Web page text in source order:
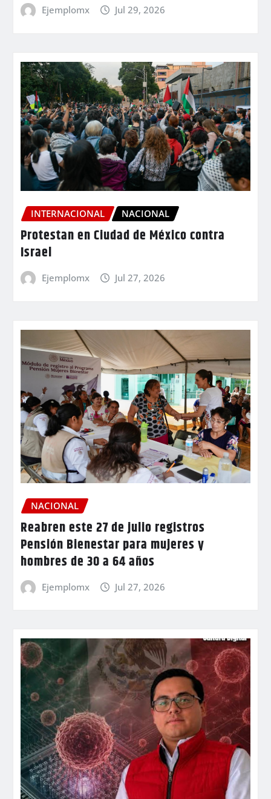
Ejemplomx Jul 29, 2026
INTERNACIONAL NACIONAL
Protestan en Ciudad de México contra
Israel
Ejemplomx Jul 27, 2026
NACIONAL
Reabren este 27 de julio registros
Pensión Bienestar para mujeres y
hombres de 30 a 64 años
Ejemplomx Jul 27, 2026